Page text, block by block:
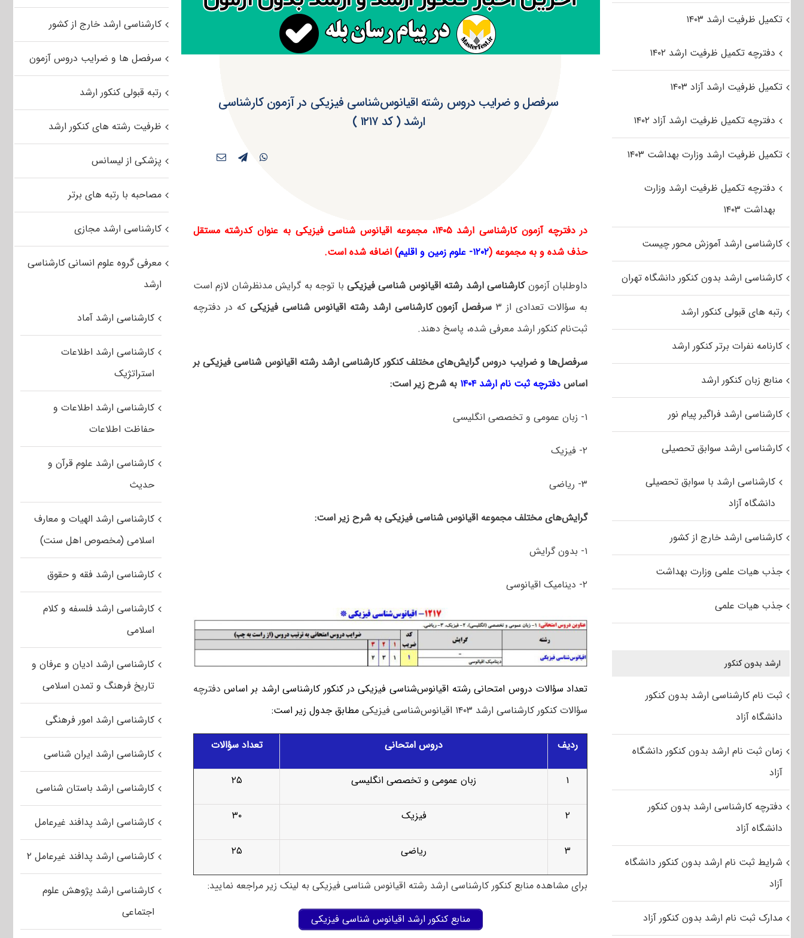
سرفصل و ضرایب دروس رشته اقیانوس‌شناسی فیزیکی در آزمون کارشناسی
ارشد ( کد ۱۲۱۷ )
در دفترچه آزمون کارشناسی ارشد
۱۴۰۵، مجموعه اقیانوس شناسی فیزیکی به عنوان کدرشته مستقل
حذف شده و به مجموعه (۱۲۰۲- علوم زمین و اقلیم ) اضافه شده است.
داوطلبان آزمونکارشناسی ارشد رشته اقیانوس شناسی فیزیکیبا توجه به گرایش مدنظرشان لازم است
به سؤالات تعدادی از ۳
سرفصل آزمون کارشناسی ارشد رشته اقیانوس شناسی فیزیکی که در دفترچه‌
ثبت‌نام کنکور ارشد معرفی شده، پاسخ دهند.
سرفصل‌ها و ضرایب دروس گرایش‌های مختلف کنکور کارشناسی ارشد رشته اقیانوس شناسی فیزیکی بر
اساسدفترچه ثبت نام ارشد ۱۴۰۴ به شرح زیر است:
۱- زبان عمومی و تخصصی انگلیسی
۲- فیزیک
۳- ریاضی
گرایش‌های مختلف مجموعه اقیانوس شناسی فیزیکی به شرح زیر است:
۱- بدون گرایش
۲- دینامیک اقیانوسی
تعداد سؤالات دروس امتحانی رشته اقیانوس‌شناسی فیزیکی در کنکور کارشناسی ارشد بر اساس دفترچه
سؤالات کنکور کارشناسی ارشد ۱۴۰۳ اقیانوس‌شناسی فیزیکی
مطابق جدول زیر است:
ردیف دروس امتحانی تعداد سؤالات
۱ زبان عمومی و تخصصی انگلیسی ۲۵
۲ فیزیک ۳۰
۳ ریاضی ۲۵
برای مشاهده منابع کنکور کارشناسی ارشد رشته اقیانوس شناسی فیزیکی به لینک زیر مراجعه نمایید:
منابع کنکور ارشد اقیانوس شناسی فیزیکی
کارشناسی ارشد خارج از کشور
سرفصل ها و ضرایب دروس آزمون
رتبه قبولی کنکور ارشد
ظرفیت رشته های کنکور ارشد
پزشکی از لیسانس
مصاحبه با رتبه های برتر
کارشناسی ارشد مجازی
معرفی گروه علوم انسانی کارشناسی
ارشد
کارشناسی ارشد آماد
کارشناسی ارشد اطلاعات
استراتژیک
کارشناسی ارشد اطلاعات و
حفاظت اطلاعات
کارشناسی ارشد علوم قرآن و
حدیث
کارشناسی ارشد الهیات و معارف
اسلامی (مخصوص اهل سنت)
کارشناسی ارشد فقه و حقوق
کارشناسی ارشد فلسفه و کلام
اسلامی
کارشناسی ارشد ادیان و عرفان و
تاریخ فرهنگ و تمدن اسلامی
کارشناسی ارشد امور فرهنگی
کارشناسی ارشد ایران شناسی
کارشناسی ارشد باستان شناسی
کارشناسی ارشد پدافند غیرعامل
کارشناسی ارشد پدافند غیرعامل ۲
کارشناسی ارشد پژوهش علوم
اجتماعی
تکمیل ظرفیت ارشد ۱۴۰۳
دفترچه تکمیل ظرفیت ارشد ۱۴۰۲
تکمیل ظرفیت ارشد آزاد ۱۴۰۳
دفترچه تکمیل ظرفیت ارشد آزاد ۱۴۰۲
تکمیل ظرفیت ارشد وزارت بهداشت ۱۴۰۳
دفترچه تکمیل ظرفیت ارشد وزارت
بهداشت ۱۴۰۳
کارشناسی ارشد آموزش محور چیست
کارشناسی ارشد بدون کنکور دانشگاه تهران
رتبه های قبولی کنکور ارشد
کارنامه نفرات برتر کنکور ارشد
منابع زبان کنکور ارشد
کارشناسی ارشد فراگیر پیام نور
کارشناسی ارشد سوابق تحصیلی
کارشناسی ارشد با سوابق تحصیلی
دانشگاه آزاد
کارشناسی ارشد خارج از کشور
جذب هیات علمی وزارت بهداشت
جذب هیات علمی
ارشد بدون کنکور
ثبت نام کارشناسی ارشد بدون کنکور
دانشگاه آزاد
زمان ثبت نام ارشد بدون کنکور دانشگاه
آزاد
دفترچه کارشناسی ارشد بدون کنکور
دانشگاه آزاد
شرایط ثبت نام ارشد بدون کنکور دانشگاه
آزاد
مدارک ثبت نام ارشد بدون کنکور آزاد